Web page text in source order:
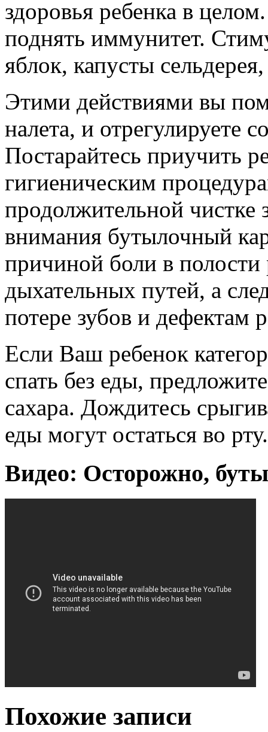
здоровья ребенка в
поднять иммунитет.
яблок, капусты
Этими действиями вы
налета, и отрегулируете
Постарайтесь приучить
гигиеническим
продолжительной чистке
внимания бутылочный
причиной боли в полости
дыхательных путей, а
потере зубов и дефектам
Если Ваш ребенок
спать без еды,
сахара. Дождитесь
еды могут остаться во рту.
Видео: Осторожно,
Похожие записи